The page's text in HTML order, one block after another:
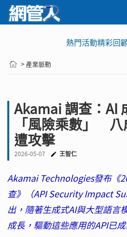
熱門活動精彩回
> 產業脈動
Akamai 調查：AI
「風險乘數」
遭攻擊
2026-05-07 王智仁
Akamai Technologies發布《
查》（API Security Impact
出，隨著生成式AI與大型語言
成長，驅動這些應用的API已